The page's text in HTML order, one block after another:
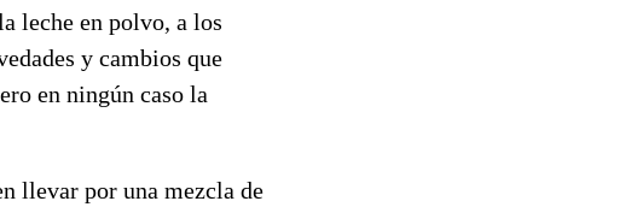
leche en polvo, a los
y cambios que
en ningún caso la
llevar por una mezcla de